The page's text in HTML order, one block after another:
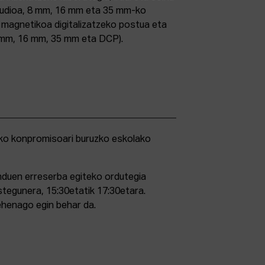
8 mm, 16 mm eta 35 mm-ko
digitalizatzeko postua eta
16 mm, 35 mm eta DCP).
erreserba egiteko ordutegia
15:30etatik 17:30etara.
egin behar da.